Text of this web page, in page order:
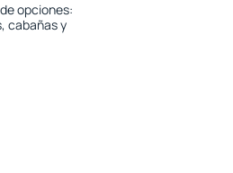
opciones:
cabañas y